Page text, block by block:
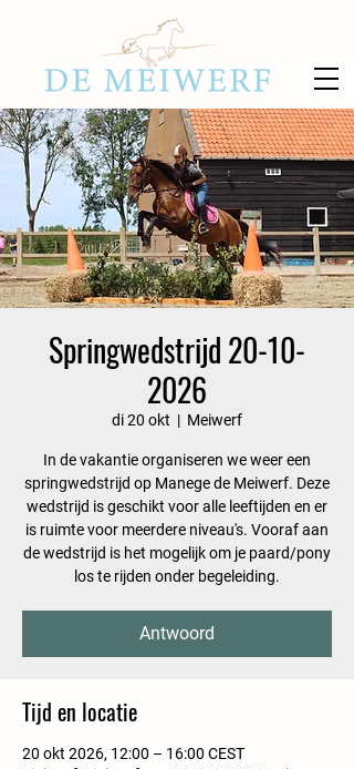
Springwedstrijd 20-10-
2026
di 20 okt
  |
Meiwerf
In de vakantie organiseren we weer een
springwedstrijd op Manege de Meiwerf. Deze
wedstrijd is geschikt voor alle leeftijden en er
is ruimte voor meerdere niveau's. Vooraf aan
de wedstrijd is het mogelijk om je paard/pony
los te rijden onder begeleiding.
Antwoord
Tijd en locatie
20 okt 2026, 12:00 – 16:00 CEST